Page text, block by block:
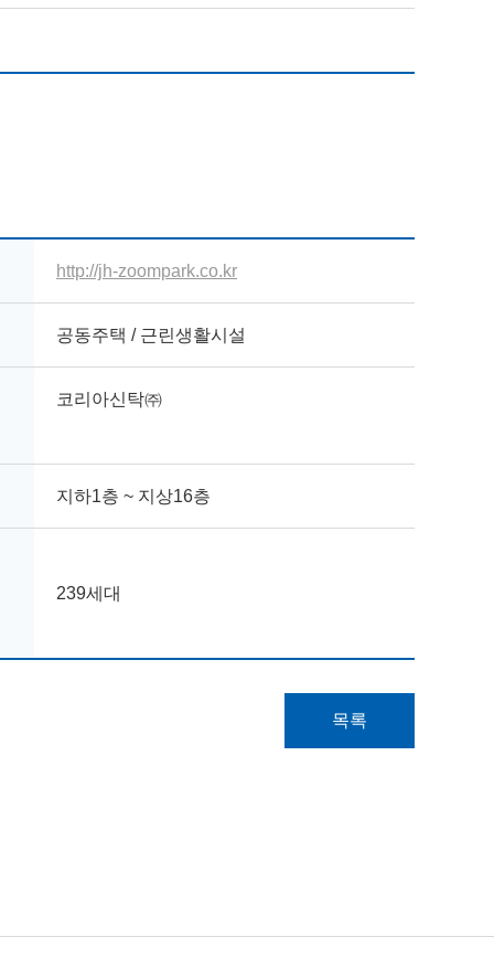
http://jh-zoompark.co.kr
공동주택 / 근린생활시설
코리아신탁㈜
지하1층 ~ 지상16층
239세대
목록